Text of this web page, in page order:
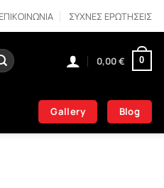
ΕΠΙΚΟΙΝΩΝΙΑ ΣΥΧΝΕΣ ΕΡΩΤΗΣΕΙΣ
0,00€ 0
Gallery Blog